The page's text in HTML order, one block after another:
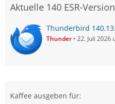
Aktuelle 140 ESR-Version
Thunderbird
Thunder 22. Juli 2026
Kaffee ausgeben für: